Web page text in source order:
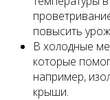
повысить
В холодные
которые
например,
крыши.